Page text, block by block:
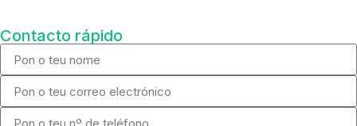
Contacto rápido